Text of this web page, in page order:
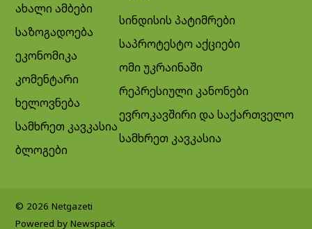
ახალი ამბები
საზოგადოება
ეკონომიკა
კომენტარი
ხელოვნება
სამხრეთ კავკასია
ბლოგები
სინდისის პატიმრები
საპროტესტო აქციები
ომი უკრაინაში
რეპრესიული კანონები
ევროკავშირი და საქართველო
სამხრეთ კავკასია
© 2026 Netgazeti
Powered by Newspack